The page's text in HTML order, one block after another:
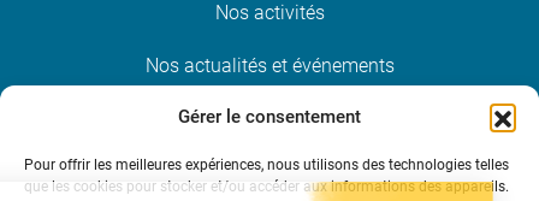
Gérer le consentement
Pour offrir les meilleures expériences, nous utilisons des technologies telles
que les cookies pour stocker et/ou accéder aux informations des appareils.
Nos activités
Nos actualités et événements
Nous rejoindre